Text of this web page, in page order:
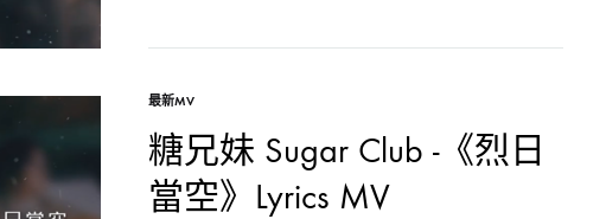
最新MV
糖兄妹 Sugar Club -《烈日
當空》Lyrics MV